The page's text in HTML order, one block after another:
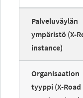
Palveluväylän
ympäristö (X-
instance)
Organisaation
tyyppi (X-Road